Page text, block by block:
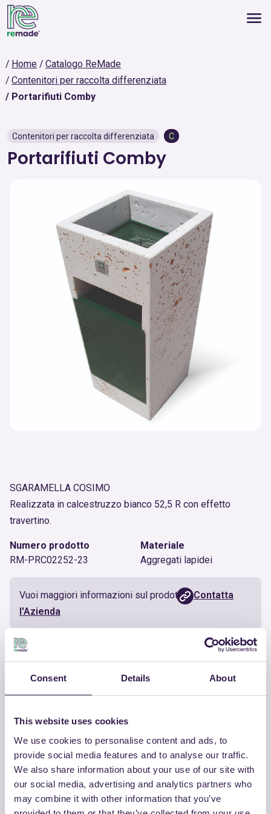
Consent Details About
This website uses cookies
We use cookies to personalise content and ads, to
provide social media features and to analyse our traffic.
We also share information about your use of our site with
our social media, advertising and analytics partners who
may combine it with other information that you’ve
Home
Catalogo ReMade
Contenitori per raccolta differenziata
Portarifiuti Comby
Contenitori per raccolta differenziata C
Portarifiuti Comby
SGARAMELLA COSIMO
Realizzata in calcestruzzo bianco 52,5 R con effetto
travertino.
Numero prodotto
RM-PRC02252-23
Materiale
Aggregati lapidei
Vuoi maggiori informazioni sul prodotto? Contatta
l'Azienda
Certificato
ALTRI PRODOTTI
Guarda la lista completa dei prodotti
certificati di SGARAMELLA COSIMO